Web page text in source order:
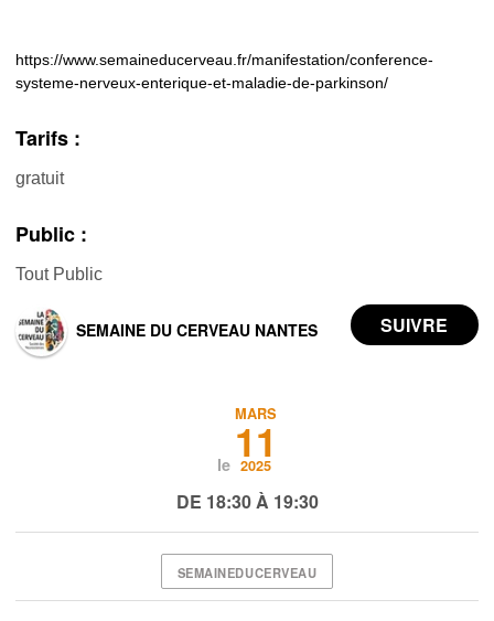
https://www.semaineducerveau.fr/manifestation/conference-
systeme-nerveux-enterique-et-maladie-de-parkinson/
Tarifs :
gratuit
Public :
Tout Public
SEMAINE DU CERVEAU NANTES
le
MARS
11
2025
DE 18:30 À 19:30
SEMAINEDUCERVEAU